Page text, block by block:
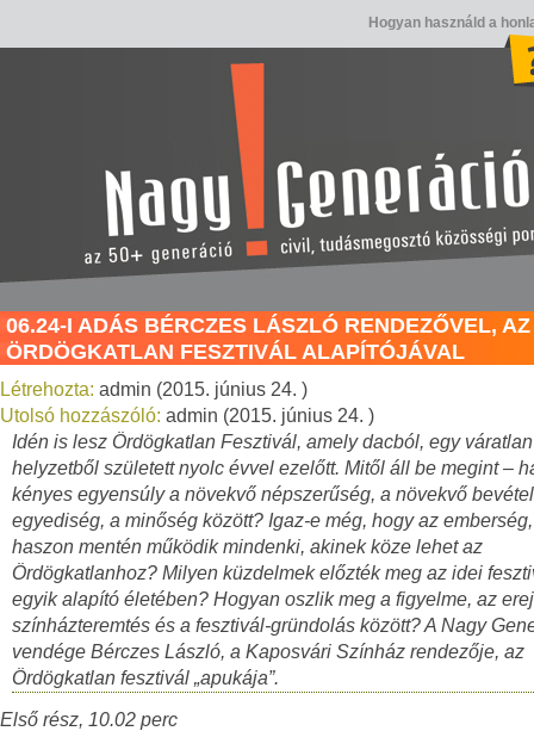
Hogyan használd a
06.24-I ADÁS BÉRCZES LÁSZLÓ RENDEZŐVEL, AZ
ÖRDÖGKATLAN FESZTIVÁL ALAPÍTÓJÁVAL
Létrehozta: admin (2015. június 24. )
Utolsó hozzászóló: admin (2015. június 24. )
Idén is lesz Ördögkatlan Fesztivál, amely dacból, egy váratlan
helyzetből született nyolc évvel ezelőtt. Mitől áll be megint –
kényes egyensúly a növekvő népszerűség, a növekvő
egyediség, a minőség között? Igaz-e még, hogy az
haszon mentén működik mindenki, akinek köze lehet az
Ördögkatlanhoz? Milyen küzdelmek előzték meg az idei
egyik alapító életében? Hogyan oszlik meg a figyelme, az
színházteremtés és a fesztivál-gründolás között? A Nagy
vendége Bérczes László, a Kaposvári Színház rendezője, az
Ördögkatlan fesztivál „apukája”.
Első rész, 10.02 perc